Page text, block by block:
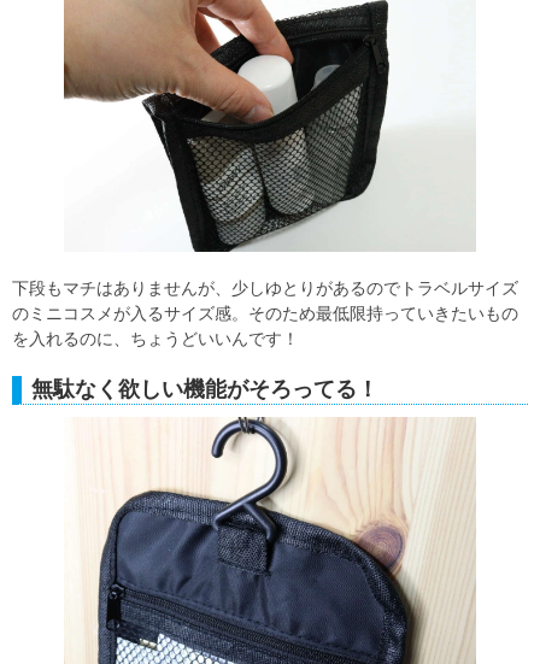
下段もマチはありませんが、少しゆとりがあるのでトラベルサイズ
のミニコスメが入るサイズ感。そのため最低限持っていきたいもの
を入れるのに、ちょうどいいんです！
無駄なく欲しい機能がそろってる！